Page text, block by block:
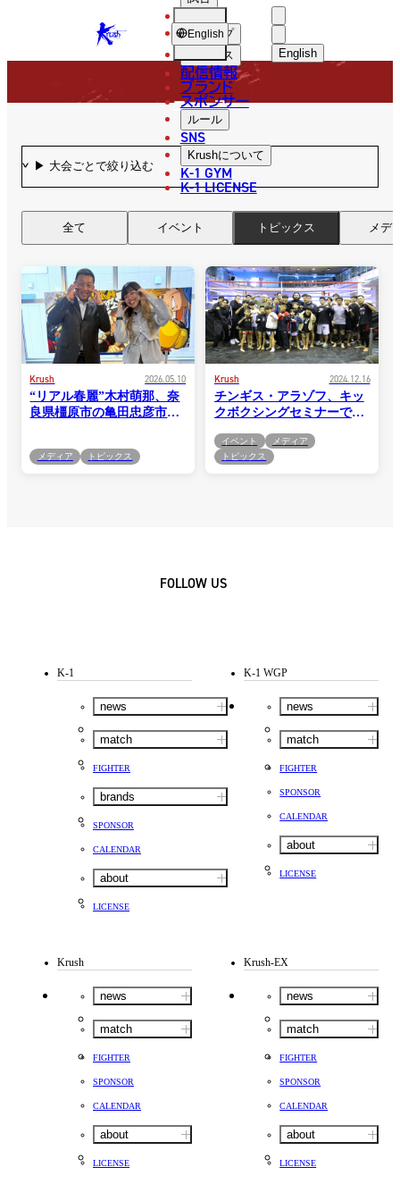
KRUSH English
한국어
中文（繁體
العربية
ショップ
ニュース
配信情報
ブランド
スポンサー
ルール
SNS
Krushについて
K-1 GYM
K-1 LICENSE
English
NEWS
ニュース
全て イベント トピックス メデ
Krush 2026.05.10
“リアル春麗”木村萌那、奈
良県橿原市の亀田忠彦市長
脚ポーズ”
メディア トピックス
Krush 2024.12.16
チンギス・アラゾフ、キッ
クボクシングセミナーで世
柊も参加し「凄かったで
す」
イベント
メディア
トピックス
FOLLOW US
K-1
news
match
FIGHTER
brands
SPONSOR
CALENDAR
about
LICENSE
K-1 WGP
news
match
FIGHTER
SPONSOR
CALENDAR
about
LICENSE
Krush
news
match
FIGHTER
SPONSOR
CALENDAR
about
LICENSE
Krush-EX
news
match
FIGHTER
SPONSOR
CALENDAR
about
LICENSE